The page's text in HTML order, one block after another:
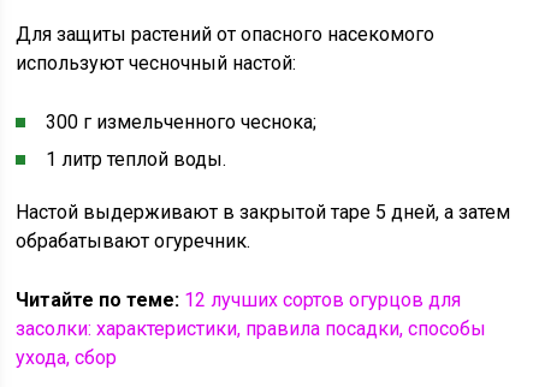
Для защиты растений от опасного насекомого
используют чесночный настой:
300 г измельченного чеснока;
1 литр теплой воды.
Настой выдерживают в закрытой таре 5 дней, а затем
обрабатывают огуречник.
Читайте по теме: 12 лучших сортов огурцов для
засолки: характеристики, правила посадки, способы
ухода, сбор